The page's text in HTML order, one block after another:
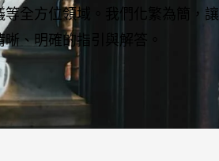
全方位領域。我們化繁為簡，讓
、明確的指引與解答。